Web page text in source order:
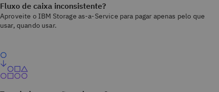
Fluxo de caixa inconsistente?
Aproveite o IBM Storage as-a-Service para pagar apenas pelo que
usar, quando usar.